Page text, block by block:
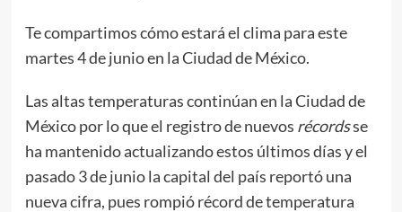
Te compartimos cómo estará el clima para este
martes 4 de junio en la Ciudad de México.
Las altas temperaturas continúan en la Ciudad de
México por lo que el registro de nuevos récordsse
ha mantenido actualizando estos últimos días y el
pasado 3 de junio la capital del país reportó una
nueva cifra, pues rompió récord de temperatura